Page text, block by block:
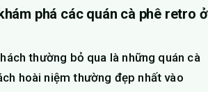
phá các quán cà phê retro ở
thường bỏ qua là những quán cà
hoài niệm thường đẹp nhất vào